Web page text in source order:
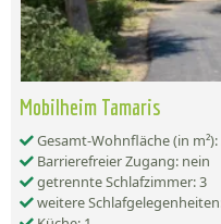
Mobilheim Tamaris
Gesamt-Wohnfläche (in m²):
Barrierefreier Zugang: nein
getrennte Schlafzimmer: 3
weitere